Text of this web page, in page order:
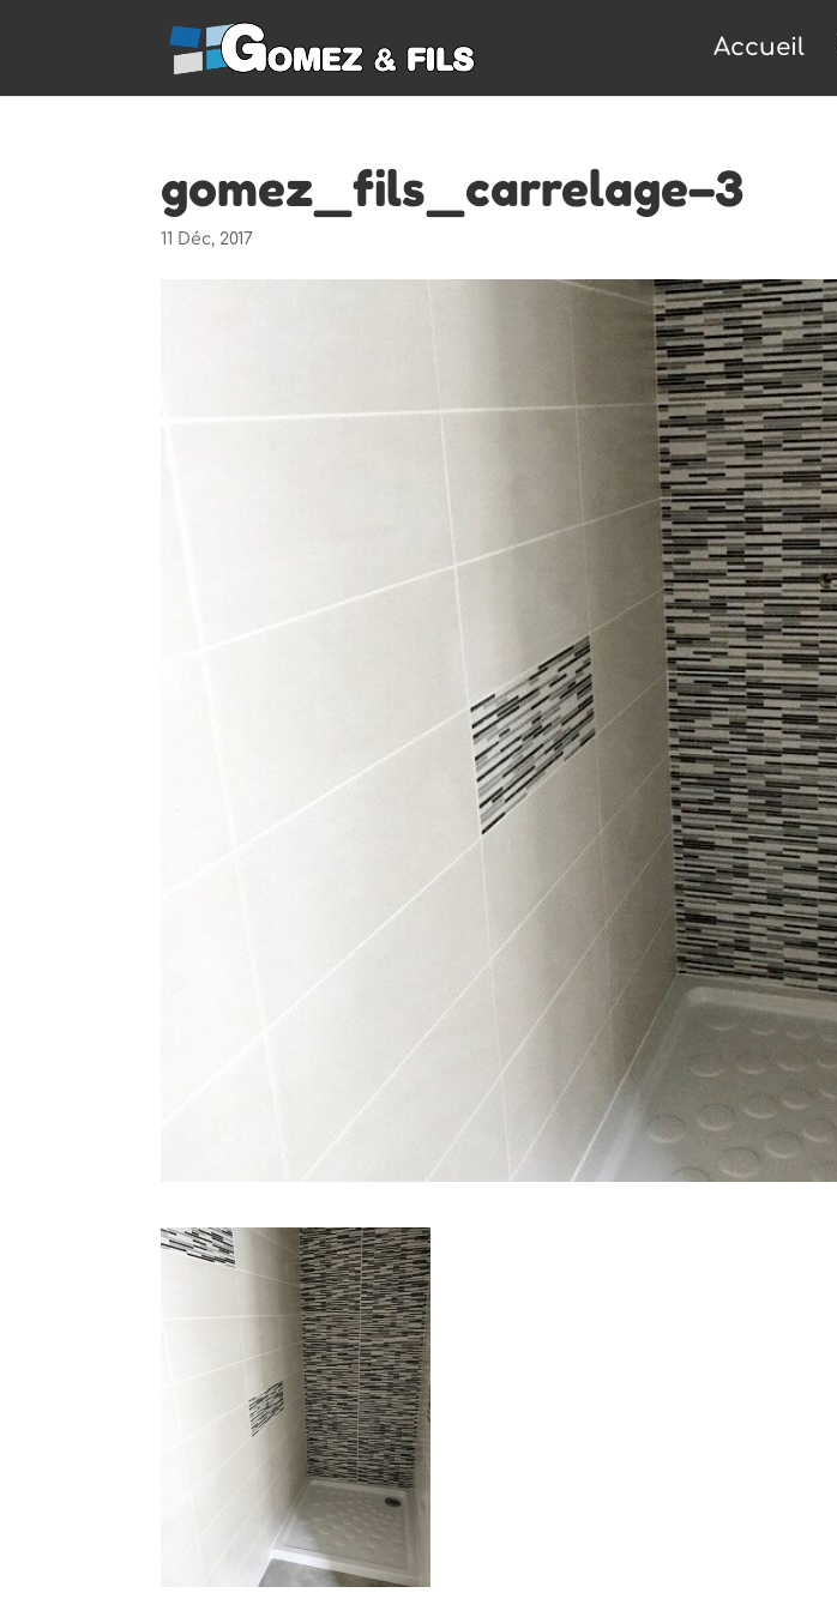
Accueil
gomez_fils_carrelage–3
11 Déc, 2017